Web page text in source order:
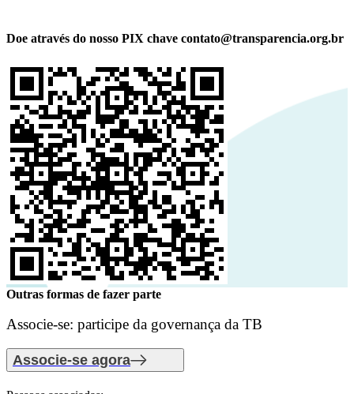
Doe através do nosso PIX chave contato@transparencia.org.br
Outras formas de fazer parte
Associe-se: participe da governança da TB
Associe-se agora